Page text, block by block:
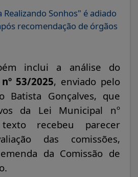
Sonhos" é adiado
recomendação de órgãos
inclui a análise do
53/2025, enviado pelo
Batista Gonçalves, que
da Lei Municipal nº
recebeu parecer
das comissões,
da Comissão de